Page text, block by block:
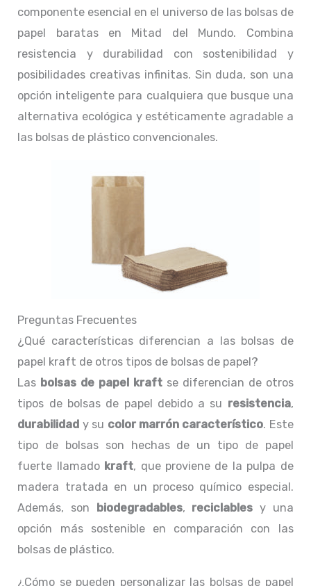
componente esencial en el universo de las bolsas de
papel baratas en Mitad del Mundo. Combina
resistencia y durabilidad con sostenibilidad y
posibilidades creativas infinitas. Sin duda, son una
opción inteligente para cualquiera que busque una
alternativa ecológica y estéticamente agradable a
las bolsas de plástico convencionales.
Preguntas Frecuentes
¿Qué características diferencian a las bolsas de
papel kraft de otros tipos de bolsas de papel?
Las bolsas de papel kraft se diferencian de otros
tipos de bolsas de papel debido a su resistencia,
durabilidad y su color marrón característico. Este
tipo de bolsas son hechas de un tipo de papel
fuerte llamado kraft, que proviene de la pulpa de
madera tratada en un proceso químico especial.
Además, son biodegradables, reciclables y una
opción más sostenible en comparación con las
bolsas de plástico.
¿Cómo se pueden personalizar las bolsas de papel